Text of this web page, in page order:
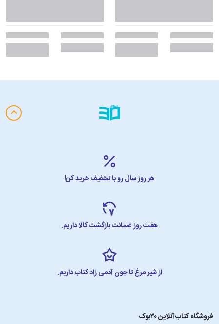
هر روز سال رو با تخفیف خرید کن!
هفت روز ضمانت بازگشت کالا داریم.
از شیر مرغ تا جون آدمی زاد کتاب داریم.
فروشگاه کتاب آنلاین ۳۰بوک